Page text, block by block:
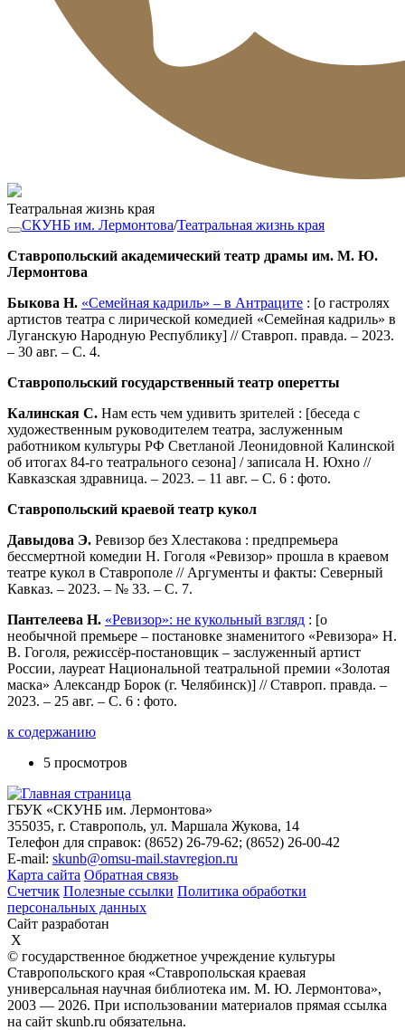
Театральная жизнь края
СКУНБ им. Лермонтова/Театральная жизнь края
Ставропольский академический театр драмы им. М. Ю.
Лермонтова
Быкова Н. «Семейная кадриль» – в Антраците : [о гастролях
артистов театра с лирической комедией «Семейная кадриль» в
Луганскую Народную Республику] // Ставроп. правда. – 2023.
– 30 авг. – С. 4.
Ставропольский государственный театр оперетты
Калинская С. Нам есть чем удивить зрителей : [беседа с
художественным руководителем театра, заслуженным
работником культуры РФ Светланой Леонидовной Калинской
об итогах 84-го театрального сезона] / записала Н. Юхно //
Кавказская здравница. – 2023. – 11 авг. – С. 6 : фото.
Ставропольский краевой театр кукол
Давыдова Э. Ревизор без Хлестакова : предпремьера
бессмертной комедии Н. Гоголя «Ревизор» прошла в краевом
театре кукол в Ставрополе // Аргументы и факты: Северный
Кавказ. – 2023. – № 33. – С. 7.
Пантелеева Н. «Ревизор»: не кукольный взгляд : [о
необычной премьере – постановке знаменитого «Ревизора» Н.
В. Гоголя, режиссёр-постановщик – заслуженный артист
России, лауреат Национальной театральной премии «Золотая
маска» Александр Борок (г. Челябинск)] // Ставроп. правда. –
2023. – 25 авг. – С. 6 : фото.
к содержанию
5 просмотров
ГБУК «СКУНБ им. Лермонтова»
355035, г. Ставрополь, ул. Маршала Жукова, 14
Телефон для справок: (8652) 26-79-62; (8652) 26-00-42
E-mail: skunb@omsu-mail.stavregion.ru
Карта сайта Обратная связь
Счетчик Полезные ссылки Политика обработки
персональных данных
Сайт разработан
X
© государственное бюджетное учреждение культуры
Ставропольского края «Ставропольская краевая
универсальная научная библиотека им. М. Ю. Лермонтова»,
2003 — 2026. При использовании материалов прямая ссылка
на сайт skunb.ru обязательна.